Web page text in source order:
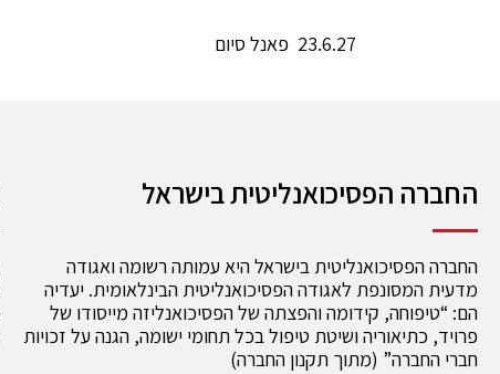
23.6.27 פאנל סיום
החברה הפסיכואנליטית בישראל
החברה הפסיכואנליטית בישראל היא עמותה רשומה ואגודה
מדעית המסונפת לאגודה הפסיכואנליטית הבינלאומית. יעדיה
הם: “טיפוחה, קידומה והפצתה של הפסיכואנליזה מייסודו של
פרויד, כתיאוריה ושיטת טיפול בכל תחומי ישומה, הגנה על זכויות
חברי החברה” (מתוך תקנון החברה)